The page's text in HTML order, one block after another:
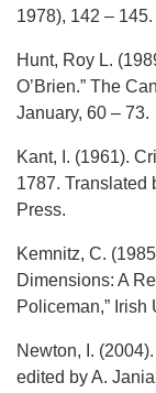
1978), 142 – 145.
Hunt, Roy L.
O’Brien.” The
January, 60 – 73.
Kant, I. (1961).
1787. Translated
Press.
Kemnitz, C.
Dimensions: A
Policeman,”
Newton, I.
edited by A.